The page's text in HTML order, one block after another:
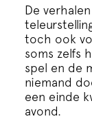
De
toch ook
soms zelfs
spel en de
niemand
een einde
avond.